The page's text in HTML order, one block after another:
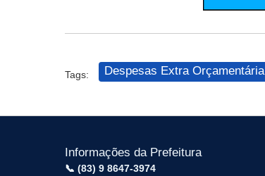
Tags: Despesas Extra Orçamentária
Informações da Prefeitura
📞 (83) 9 8647-3974